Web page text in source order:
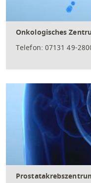
Onkologisches
Telefon: 07131 49-